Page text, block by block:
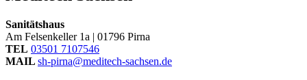
Sanitätshaus
Am Felsenkeller 1a | 01796 Pirna
TEL 03501 7107546
MAIL sh-pirna@meditech-sachsen.de